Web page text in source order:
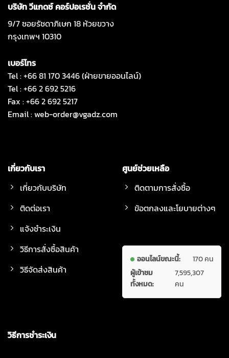
บริษัท วีแกดซ์ คอร์ปอเรชั่น จำกัด
9/7 ซอยรัชดาภิเษก 18 ห้วยขวาง
กรุงเทพฯ 10310
เบอร์โทร
Tel : +66 81 170 3446 (ฝ่ายขายออนไลน์)
Tel : +66 2 692 5216
Fax : +66 2 692 5217
Email :web-order@vgadz.com
เกี่ยวกับเรา
เกี่ยวกับบริษัท
ติดต่อเรา
แจ้งชำระเงิน
วิธีการสั่งซื้อสินค้า
วิธีจัดส่งสินค้า
ศูนย์ช่วยเหลือ
ติดตามการสั่งซื้อ
ข้อตกลงและโยบายต่างๆ
ออนไลน์ขณะนี้:
170 คน
ผู้เข้าชม
ทั้งหมด:
7,595,307
คน
วิธีการชำระเงิน